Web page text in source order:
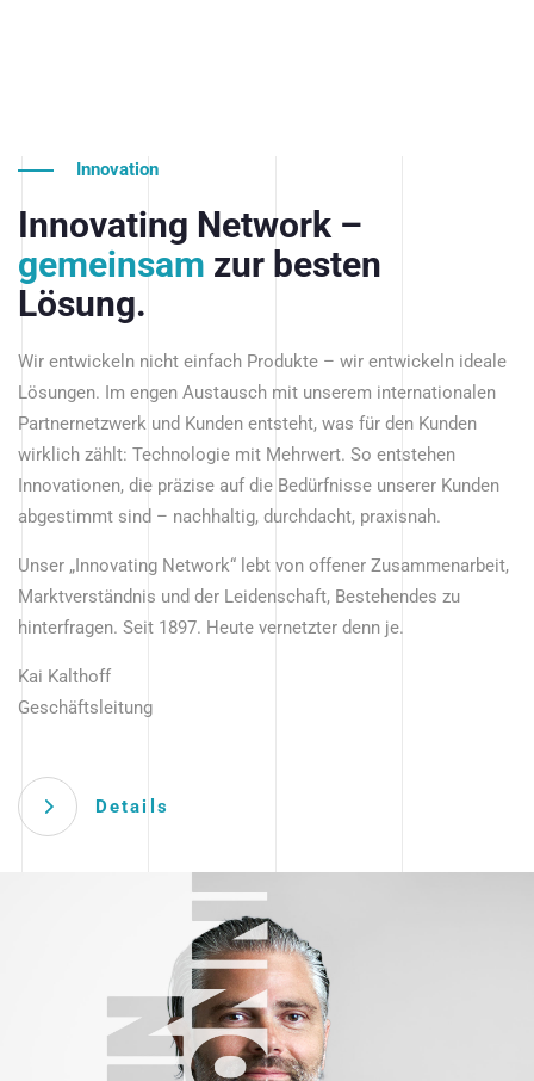
Innovation
Innovating Network –
gemeinsam zur besten
Lösung.
Wir entwickeln nicht einfach Produkte – wir entwickeln ideale
Lösungen. Im engen Austausch mit unserem internationalen
Partnernetzwerk und Kunden entsteht, was für den Kunden
wirklich zählt: Technologie mit Mehrwert. So entstehen
Innovationen, die präzise auf die Bedürfnisse unserer Kunden
abgestimmt sind – nachhaltig, durchdacht, praxisnah.
Unser „Innovating Network“ lebt von offener Zusammenarbeit,
Marktverständnis und der Leidenschaft, Bestehendes zu
hinterfragen. Seit 1897. Heute vernetzter denn je.
Kai Kalthoff
Geschäftsleitung
Details